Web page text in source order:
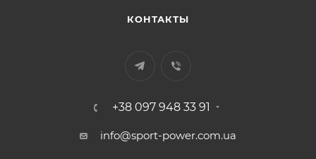
КОНТАКТЫ
+38 097 948 33 91
info@sport-power.com.ua